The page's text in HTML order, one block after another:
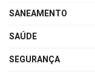
SANEAMENTO
SAÚDE
SEGURANÇA